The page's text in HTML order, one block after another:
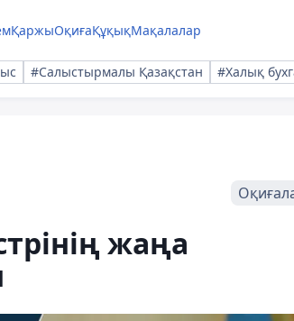
ҚаржыОқиғаҚұқықМақалалар
#Салыстырмалы Қазақстан #Халық
жаңа